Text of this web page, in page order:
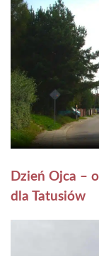
Dzień Ojca –
dla Tatusiów